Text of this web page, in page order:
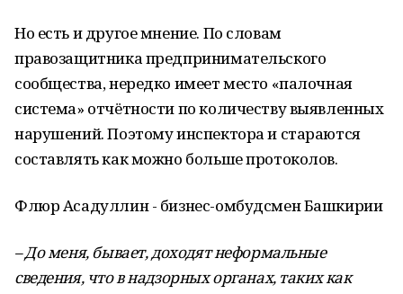
Но есть и другое мнение. По словам
правозащитника предпринимательского
сообщества, нередко имеет место «палочная
система» отчётности по количеству выявленных
нарушений. Поэтому инспектора и стараются
составлять как можно больше протоколов.
Флюр Асадуллин - бизнес-омбудсмен Башкирии
– До меня, бывает, доходят неформальные
сведения, что в надзорных органах, таких как